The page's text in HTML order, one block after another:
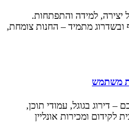
יצירה, למידה והתפתחות.
מתמיד – החנות צומחת,
משתמש
– דירוג בגוגל, עמודי תוכן,
לקידום ומכירות אונליין